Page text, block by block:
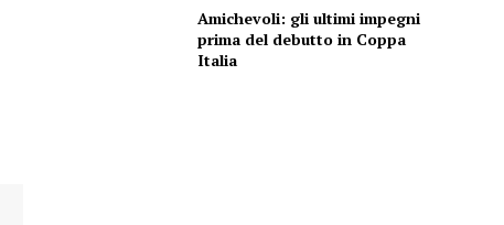
Amichevoli: gli ultimi impegni
prima del debutto in Coppa
Italia